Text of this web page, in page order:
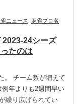
ニュース
麻雀プロ名
シーズ
たのは
。 チーム数が増えて
年よりも2週間早い
繰り広げられてい